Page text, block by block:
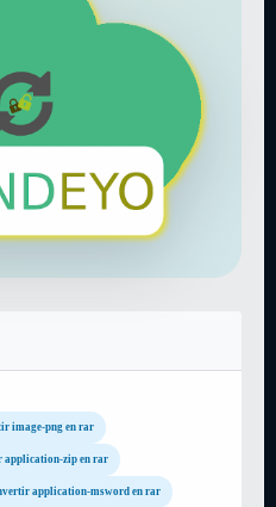
image-png en rar
application-zip en rar
application-msword en rar